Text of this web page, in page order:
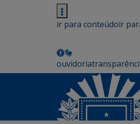
ir para conteúdoir
ouvidoria